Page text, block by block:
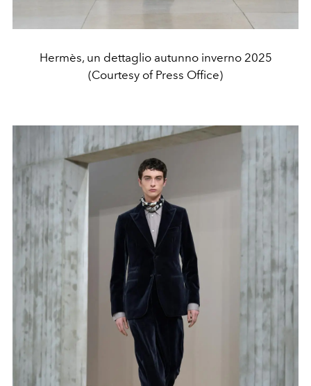
Hermès, un dettaglio autunno inverno 2025
(Courtesy of Press Office)